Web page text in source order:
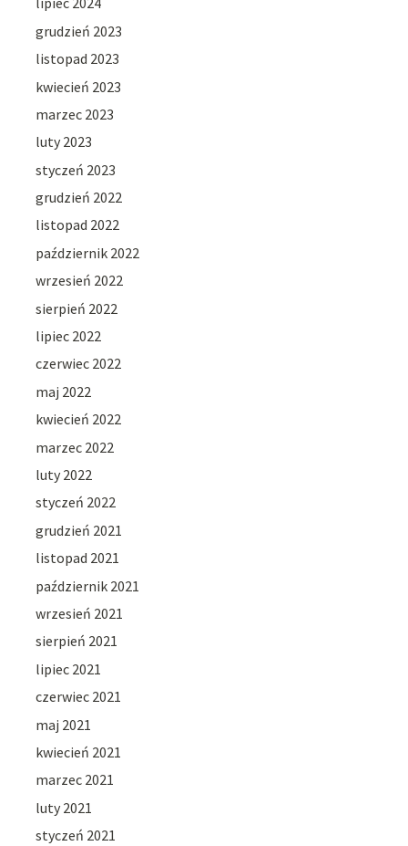
grudzień 2023
listopad 2023
kwiecień 2023
marzec 2023
luty 2023
styczeń 2023
grudzień 2022
listopad 2022
październik 2022
wrzesień 2022
sierpień 2022
lipiec 2022
czerwiec 2022
maj 2022
kwiecień 2022
marzec 2022
luty 2022
styczeń 2022
grudzień 2021
listopad 2021
październik 2021
wrzesień 2021
sierpień 2021
lipiec 2021
czerwiec 2021
maj 2021
kwiecień 2021
marzec 2021
luty 2021
styczeń 2021